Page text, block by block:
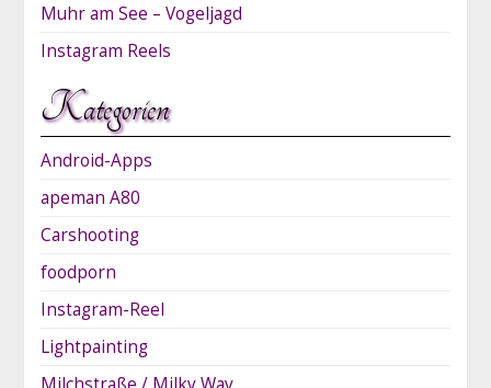
Muhr am See – Vogeljagd
Instagram Reels
Kategorien
Android-Apps
apeman A80
Carshooting
foodporn
Instagram-Reel
Lightpainting